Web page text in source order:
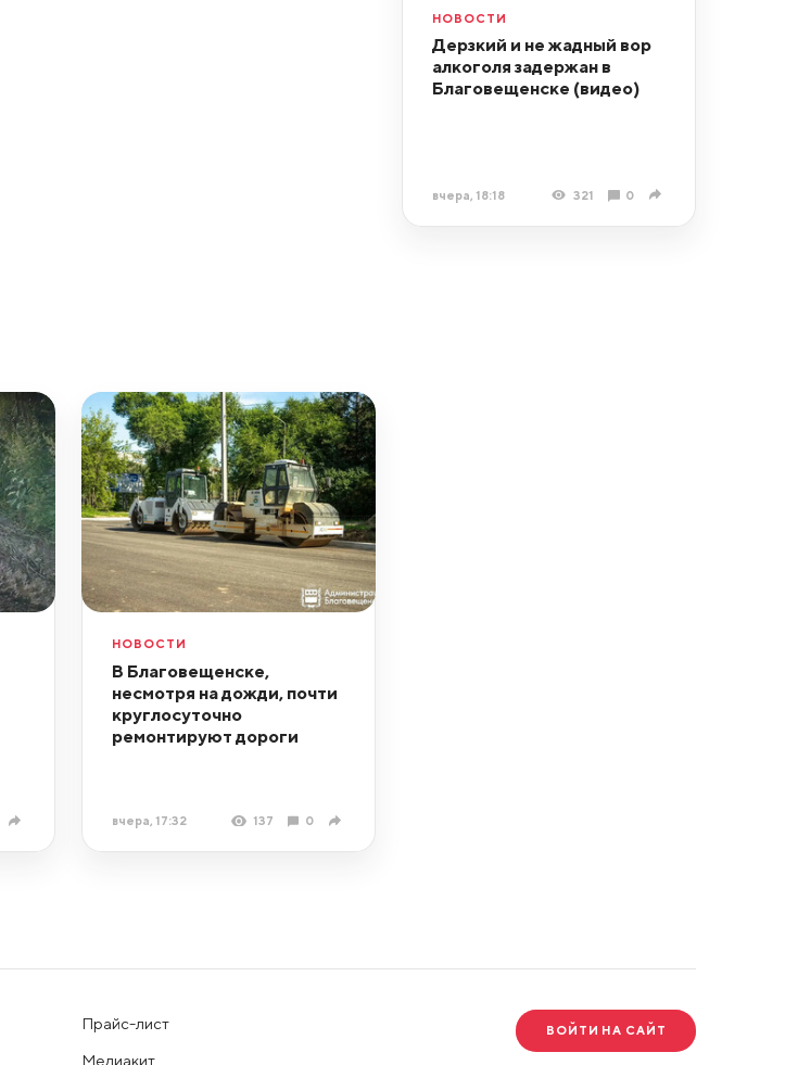
НОВОСТИ
Дерзкий и не жадный вор
алкоголя задержан в
Благовещенске (видео)
вчера, 18:18 321 0
НОВОСТИ
В Благовещенске,
несмотря на дожди, почти
круглосуточно
ремонтируют дороги
вчера, 17:32 137 0
Прайс-лист
Медиакит
ВОЙТИ НА САЙТ